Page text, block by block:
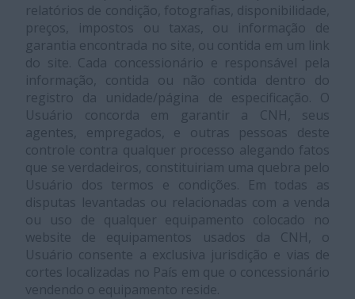
relatórios de condição, fotografias, disponibilidade,
preços, impostos ou taxas, ou informação de
garantia encontrada no site, ou contida em um link
do site. Cada concessionário e responsável pela
informação, contida ou não contida dentro do
registro da unidade/página de especificação. O
Usuário concorda em garantir a CNH, seus
agentes, empregados, e outras pessoas deste
controle contra qualquer processo alegando fatos
que se verdadeiros, constituiriam uma quebra pelo
Usuário dos termos e condições. Em todas as
disputas levantadas ou relacionadas com a venda
ou uso de qualquer equipamento colocado no
website de equipamentos usados da CNH, o
Usuário consente a exclusiva jurisdição e vias de
cortes localizadas no País em que o concessionário
vendendo o equipamento reside.